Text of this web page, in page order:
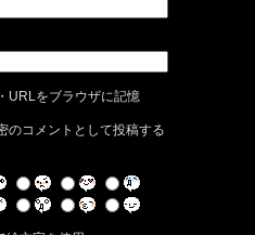
URLをブラウザに記憶
のコメントとして投稿する